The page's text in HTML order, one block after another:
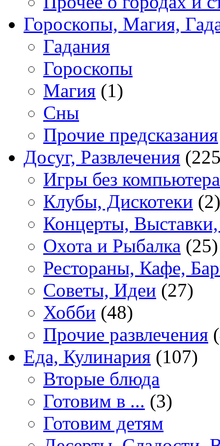
Гороскопы, Магия,
Гадания
Гороскопы
Магия (1)
Сны
Прочие предсказания
Досуг, Развлечения
Игры без компьютера
Клубы, Дискотеки (2)
Концерты,
Охота и Рыбалка (25)
Рестораны, Кафе,
Советы, Идеи (27)
Хобби (48)
Прочие развлечения
Еда, Кулинария (107)
Вторые блюда
Готовим в ... (3)
Готовим детям